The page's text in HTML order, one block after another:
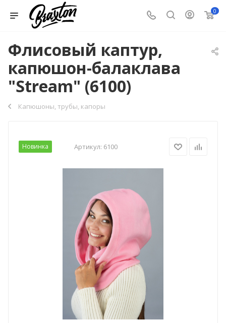
0
Флисовый каптур,
капюшон-балаклава
"Stream" (6100)
Капюшоны, трубы, капоры
Новинка Артикул: 6100